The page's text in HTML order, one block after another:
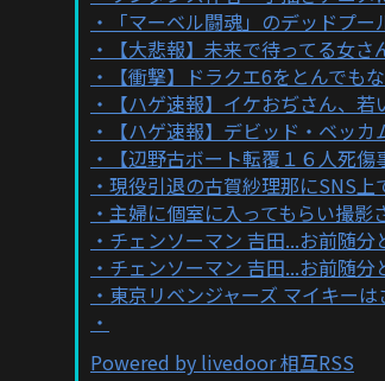
「マーベル闘魂」のデッドプ
【大悲報】未来で待ってる女
【衝撃】ドラクエ6をとんでも
【ハゲ速報】イケおぢさん、
【ハゲ速報】デビッド・ベッ
【辺野古ボート転覆１６人死
現役引退の古賀紗理那にSNS上
主婦に個室に入ってもらい撮影
チェンソーマン 吉田...お前随分
チェンソーマン 吉田...お前随分
東京リベンジャーズ マイキー
Powered by livedoor 相互RSS